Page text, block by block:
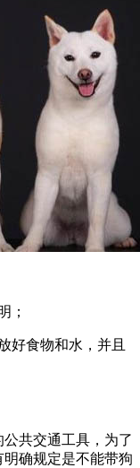
；
好食物和水，并且
共交通工具，为了
确规定是不能带狗